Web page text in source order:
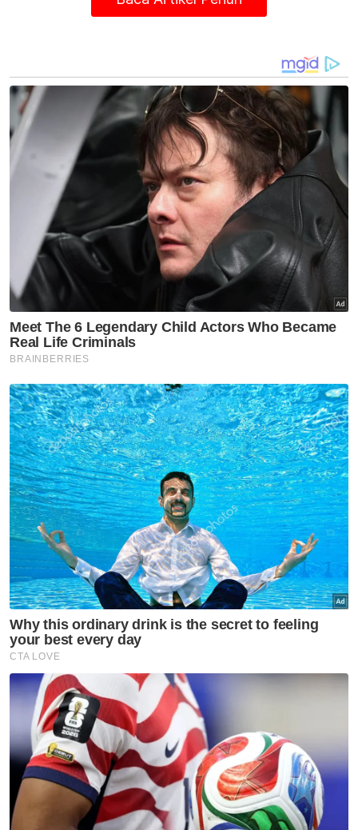
Sebelum ini, media melaporkan Kerajaan
Perpaduan akan mengekalkan Amirudin
sebagai Menteri Besar sekiranya gabungan
Pakatan Harapan (PH) dan Barisan Nasional
(BN) menang di Selangor.
Pada Pilihan Raya Negeri Sabtu lalu,
gabungan PH-BN berjaya membentuk
kerajaan negeri selepas menang 34 daripada
56 kerusi Dewan Undangan Negeri.
ARTIKEL BERKAITAN:Sultan Selangor selesai
jalani prosedur perubatan di luar negara
Artikel Berkaitan:
Amirudin angkat sumpah MB Selangor
MB Selangor, Exco angkat sumpah hari ini
Menteri Besar Selangor angkat sumpah Isnin ini
Muat turun aplikasi Sinar Harian.Klik di sini!
Menteri Besar Selangor
Angkat Sumpah
#prn2023